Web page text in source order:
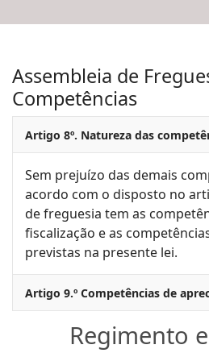
Assembleia de
Competências
Artigo 8º. Natureza das
Sem prejuízo das demais
acordo com o disposto no
de freguesia tem as
fiscalização e as
previstas na presente lei.
Artigo 9.º Competências de
Regimento